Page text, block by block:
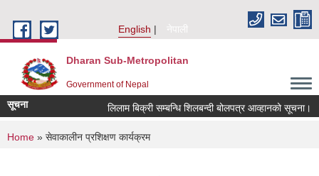
English
नेपाली
Dharan Sub-Metropolitan
Government of Nepal
सूचना लिलाम बिक्री सम्बन्धि शिलबन्दी बोलपत्र आव्हानको सूचना।
You are here
Home » सेवाकालीन प्रशिक्षण कार्यक्रम